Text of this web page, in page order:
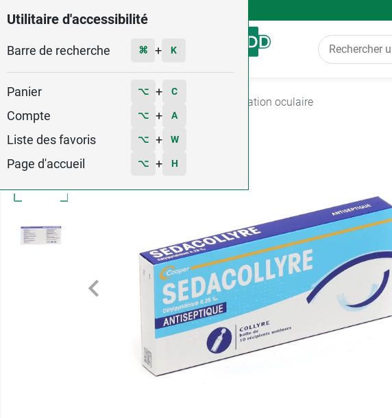
Utilitaire d'accessibilité
Barre de recherche ⌘ + K
Panier ⌥ + C
Compte ⌥ + A
Liste des favoris ⌥ + W
Page d'accueil ⌥ + H
Menu
Irritation oculaire